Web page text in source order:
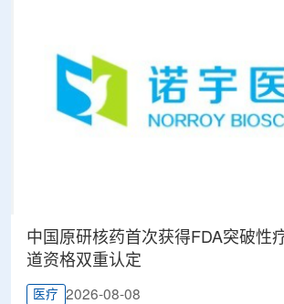
中国原研核药首次获得FDA突破性
道资格双重认定
医疗 2026-08-08